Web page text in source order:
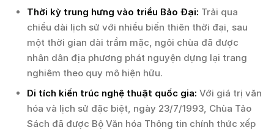
Thời kỳ trung hưng vào triều Bảo Đại: Trải qua
chiều dài lịch sử với nhiều biến thiên thời đại, sau
một thời gian dài trầm mặc, ngôi chùa đã được
nhân dân địa phương phát nguyện dựng lại trang
nghiêm theo quy mô hiện hữu.
Di tích kiến trúc nghệ thuật quốc gia: Với giá trị văn
hóa và lịch sử đặc biệt, ngày 23/7/1993, Chùa Tảo
Sách đã được Bộ Văn hóa Thông tin chính thức xếp